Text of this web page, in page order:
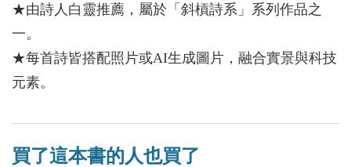
★由詩人白靈推薦，屬於「斜槓詩系」系列作品之
一。
★每首詩皆搭配照片或AI生成圖片，融合實景與科技
元素。
買了這本書的人也買了